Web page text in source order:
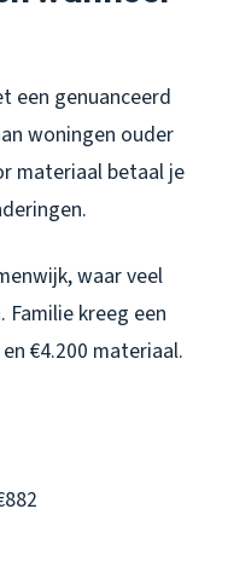
een genuanceerd
woningen ouder
materiaal betaal je
waar veel
kreeg een
€4.200 materiaal.